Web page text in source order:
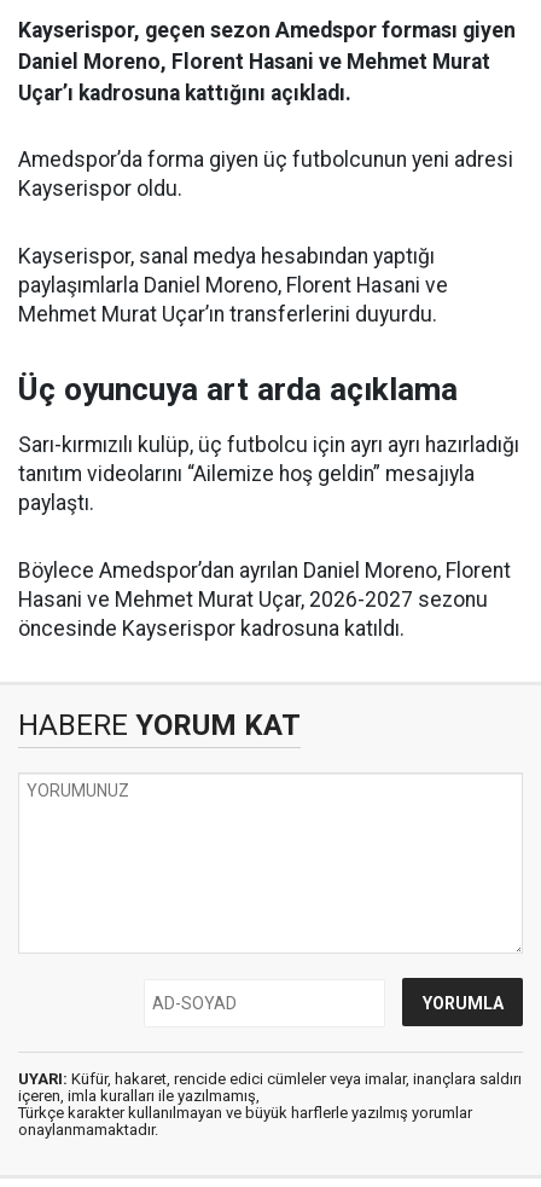
Kayserispor, geçen sezon Amedspor forması giyen
Daniel Moreno, Florent Hasani ve Mehmet Murat
Uçar’ı kadrosuna kattığını açıkladı.
Amedspor’da forma giyen üç futbolcunun yeni adresi
Kayserispor oldu.
Kayserispor, sanal medya hesabından yaptığı
paylaşımlarla Daniel Moreno, Florent Hasani ve
Mehmet Murat Uçar’ın transferlerini duyurdu.
Üç oyuncuya art arda açıklama
Sarı-kırmızılı kulüp, üç futbolcu için ayrı ayrı hazırladığı
tanıtım videolarını “Ailemize hoş geldin” mesajıyla
paylaştı.
Böylece Amedspor’dan ayrılan Daniel Moreno, Florent
Hasani ve Mehmet Murat Uçar, 2026-2027 sezonu
öncesinde Kayserispor kadrosuna katıldı.
HABERE YORUM KAT
UYARI: Küfür, hakaret, rencide edici cümleler veya imalar, inançlara saldırı
içeren, imla kuralları ile yazılmamış,
Türkçe karakter kullanılmayan ve büyük harflerle yazılmış yorumlar
onaylanmamaktadır.